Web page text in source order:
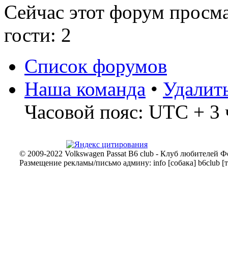
Сейчас этот форум
гости: 2
Список форумов
Наша команда •
Часовой пояс: UTC + 3
© 2009-2022 Volkswagen Passat B6 club - Клуб любителей
Размещение рекламы/письмо админу: info [собака] b6club